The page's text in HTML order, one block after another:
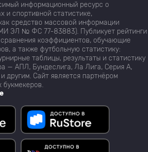
информационный ресурс о
и спортивной статистике,
средство массовой информации
ЭЛ № ФС 77-83883). Публикует рейтинги
коэффициентов, обучающие
а также футбольную статистику:
таблицы, результаты и статистику
— АПЛ, Бундеслига, Ла Лига, Серия А,
другим. Сайт является партнёром
букмекеров.